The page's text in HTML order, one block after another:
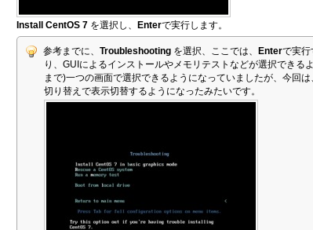
Install CentOS 7 を選択し、 Enterで実行します。
参考までに、 Troubleshooting を選択、ここでは、 Enterで実行
り、GUIによるインストールやメモリテストなどが選択できる
まで)一つの画面で選択できるようになっていましたが、今回
切り替えで表示切替するようになったみたいです。